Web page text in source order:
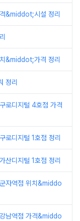
&middot;시설 정리
&middot;가격 정리
정리
로디지털 4호점 가격
로디지털 1호점 정리
산디지털 1호점 정리
자역점 위치&middo
남역점 가격&middo